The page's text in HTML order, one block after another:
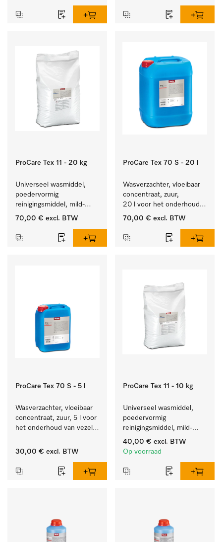
ProCare Tex 11 - 20 kg
Universeel wasmiddel,
poedervormig
reinigingsmiddel, mild-
alkalisch, 20 kg voor het
en kleurechte bonte was.
70,00 € excl. BTW
ProCare Tex 70 S - 20 l
Wasverzachter, vloeibaar
concentraat, zuur,
20 l voor het onderhoud
van vezels zodat het
70,00 € excl. BTW
ProCare Tex 70 S - 5 l
Wasverzachter, vloeibaar
concentraat, zuur, 5 l voor
het onderhoud van vezels
zacht blijft.
30,00 € excl. BTW
ProCare Tex 11 - 10 kg
Universeel wasmiddel,
poedervormig
reinigingsmiddel, mild-
alkalisch, 10 kg voor het
reinigen van wit wasgoed
40,00 € excl. BTW
Op voorraad